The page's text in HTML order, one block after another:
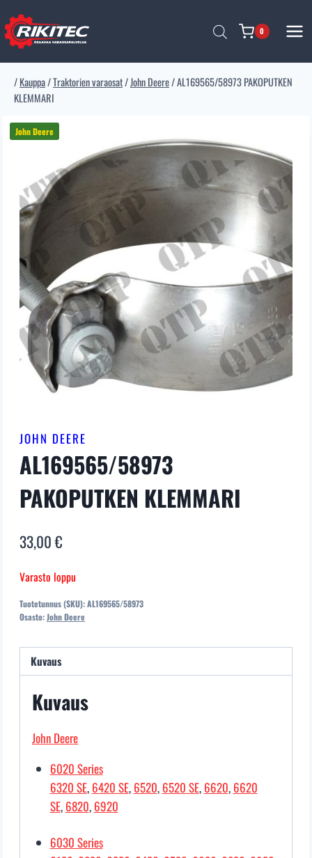
sisältöön
0
/Kauppa/Traktorien varaosat/John Deere/AL169565/58973 PAKOPUTKEN
KLEMMARI
JOHN DEERE
AL169565/58973
PAKOPUTKEN KLEMMARI
33,00€
Varasto loppu
Tuotetunnus (SKU):AL169565/58973
Osasto:John Deere
Kuvaus
Kuvaus
John Deere
6020 Series
6320 SE, 6420 SE, 6520, 6520 SE, 6620, 6620
SE, 6820, 6920
6030 Series